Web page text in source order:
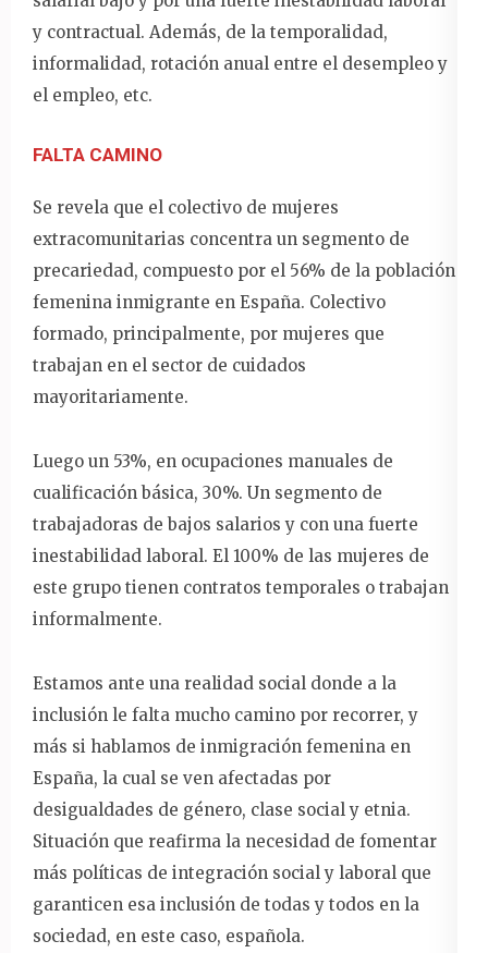
y contractual. Además, de la temporalidad,
informalidad, rotación anual entre el desempleo y
el empleo, etc.
FALTA CAMINO
Se revela que el colectivo de mujeres
extracomunitarias concentra un segmento de
precariedad, compuesto por el 56% de la población
femenina inmigrante en España. Colectivo
formado, principalmente, por mujeres que
trabajan en el sector de cuidados
mayoritariamente.
Luego un 53%, en ocupaciones manuales de
cualificación básica, 30%. Un segmento de
trabajadoras de bajos salarios y con una fuerte
inestabilidad laboral. El 100% de las mujeres de
este grupo tienen contratos temporales o trabajan
informalmente.
Estamos ante una realidad social donde a la
inclusión le falta mucho camino por recorrer, y
más si hablamos de inmigración femenina en
España, la cual se ven afectadas por
desigualdades de género, clase social y etnia.
Situación que reafirma la necesidad de fomentar
más políticas de integración social y laboral que
garanticen esa inclusión de todas y todos en la
sociedad, en este caso, española.